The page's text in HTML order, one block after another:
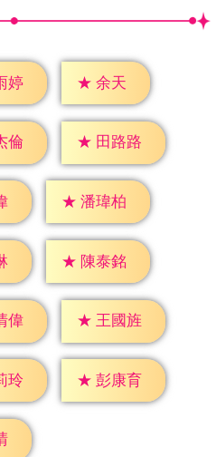
婷 ★ 余天
倫 ★ 田路路
★ 潘瑋柏
★ 陳泰銘
偉 ★ 王國旌
玲 ★ 彭康育